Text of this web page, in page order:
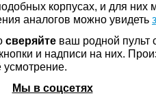
корпусах, и для них
аналогов можно увидеть
сверяйте ваш родной пульт
и надписи на них.
усмотрение.
Мы в соцсетях